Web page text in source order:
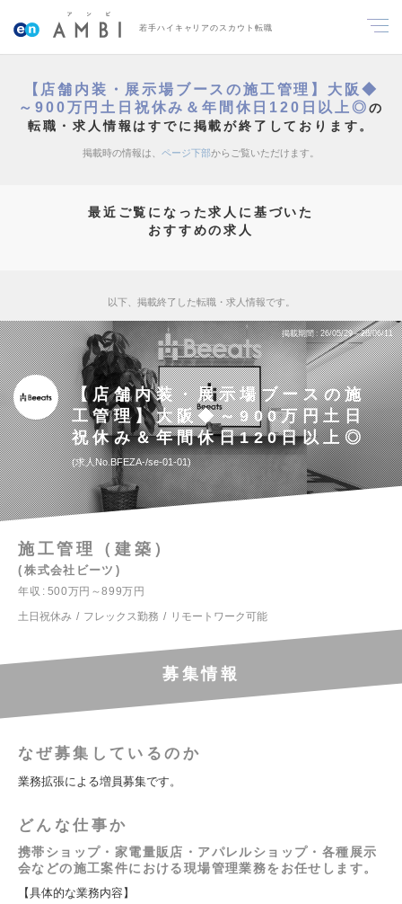
若手ハイキャリアのスカウト転職
【店舗内装・展示場ブースの施工管理】大阪◆
～900万円土日祝休み＆年間休日120日以上◎の
転職・求人情報はすでに掲載が終了しております。
掲載時の情報は、 ページ下部からご覧いただけます。
最近ご覧になった求人に基づいた
おすすめの求人
以下、掲載終了した転職・求人情報です。
掲載期間 26/05/29～26/06/11
【店舗内装・展示場ブースの施
工管理】大阪◆～900万円土日
祝休み＆年間休日120日以上◎
求人No.BFEZA-/se-01-01
施工管理（建築）
株式会社ビーツ
年収
500万円～899万円
土日祝休み
フレックス勤務 リモートワーク可能
募集情報
なぜ募集しているのか
業務拡張による増員募集です。
どんな仕事か
携帯ショップ・家電量販店・アパレルショップ・各種展示
会などの施工案件における現場管理業務をお任せします。
【具体的な業務内容】